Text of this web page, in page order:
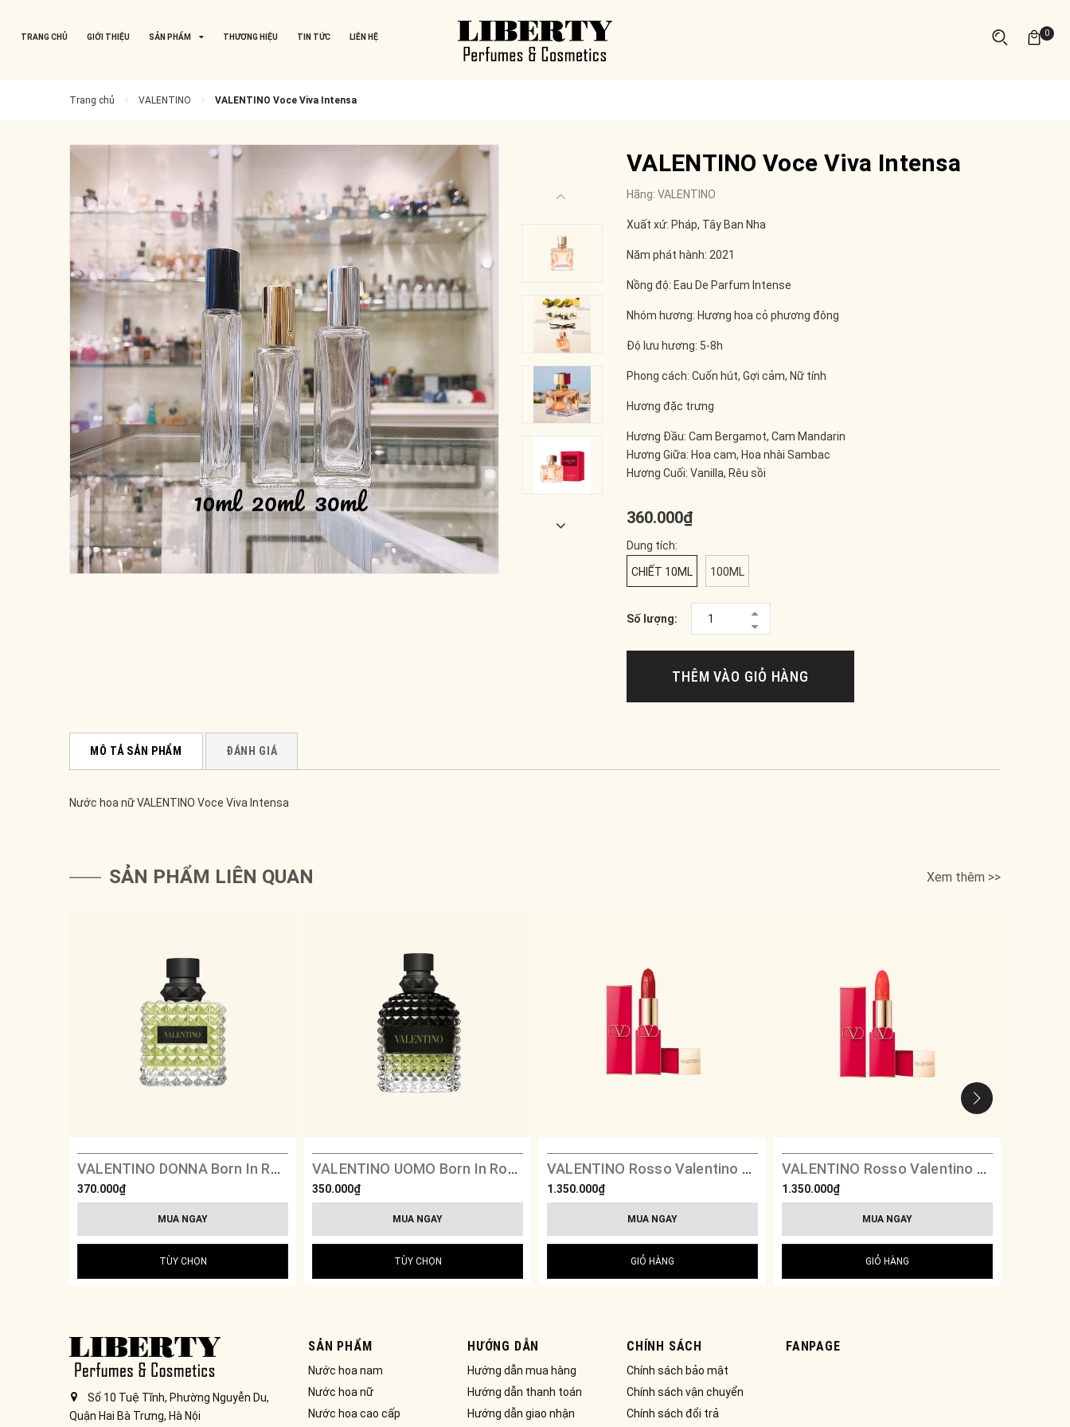
TRANG CHỦ GIỚI THIỆU SẢN PHẨM THƯƠNG HIỆU TIN TỨC LIÊN HỆ 0
Trang chủ VALENTINO VALENTINO Voce Viva Intensa
VALENTINO Voce Viva Intensa
Hãng: VALENTINO
Xuất xứ: Pháp, Tây Ban Nha
Năm phát hành: 2021
Nồng độ: Eau De Parfum Intense
Nhóm hương: Hương hoa cỏ phương đông
Độ lưu hương: 5-8h
Phong cách: Cuốn hút, Gợi cảm, Nữ tính
Hương đặc trưng
Hương Đầu: Cam Bergamot, Cam Mandarin
Hương Giữa: Hoa cam, Hoa nhài Sambac
Hương Cuối: Vanilla, Rêu sồi
360.000₫
Dung tích:
CHIẾT 10ML 100ML
Số lượng:
THÊM VÀO GIỎ HÀNG
MÔ TẢ SẢN PHẨM ĐÁNH GIÁ
Nước hoa nữ VALENTINO Voce Viva Intensa
SẢN PHẨM LIÊN QUAN Xem thêm >>
VALENTINO DONNA Born In Roma Green Extravaganza
370.000₫
MUA NGAY
TÙY CHỌN
VALENTINO UOMO Born In Roma Green Extravaganza
350.000₫
MUA NGAY
TÙY CHỌN
VALENTINO Rosso Valentino Satin - 217A Ethereal Red
1.350.000₫
MUA NGAY
GIỎ HÀNG
VALENTINO Rosso Valentino Matte - 403A Fierce Orange
1.350.000₫
MUA NGAY
GIỎ HÀNG
Số 10 Tuệ Tĩnh, Phường Nguyễn Du,
Quận Hai Bà Trưng, Hà Nội
SẢN PHẨM
Nước hoa nam
Nước hoa nữ
Nước hoa cao cấp
HƯỚNG DẪN
Hướng dẫn mua hàng
Hướng dẫn thanh toán
Hướng dẫn giao nhận
CHÍNH SÁCH
Chính sách bảo mật
Chính sách vận chuyển
Chính sách đổi trả
FANPAGE